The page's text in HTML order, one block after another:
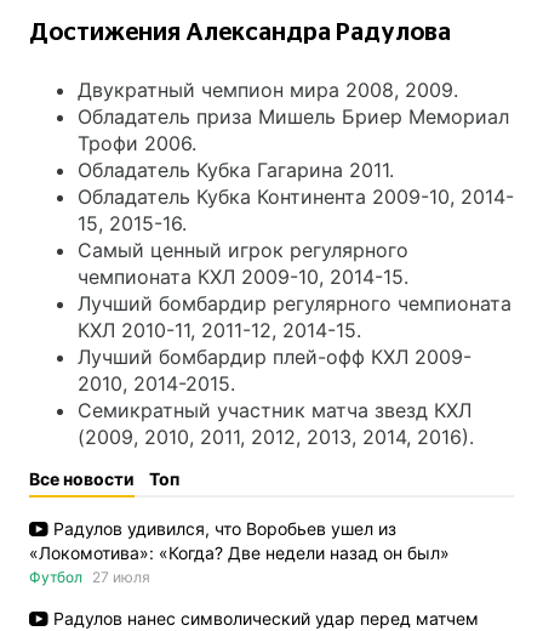
Достижения Александра Радулова
Двукратный чемпион мира 2008, 2009.
Обладатель приза Мишель Бриер Мемориал
Трофи 2006.
Обладатель Кубка Гагарина 2011.
Обладатель Кубка Континента 2009-10, 2014-
15, 2015-16.
Самый ценный игрок регулярного
чемпионата КХЛ 2009-10, 2014-15.
Лучший бомбардир регулярного чемпионата
КХЛ 2010-11, 2011-12, 2014-15.
Лучший бомбардир плей-офф КХЛ 2009-
2010, 2014-2015.
Семикратный участник матча звезд КХЛ
(2009, 2010, 2011, 2012, 2013, 2014, 2016).
Все новости Топ
Радулов удивился, что Воробьев ушел из
«Локомотива»: «Когда? Две недели назад он был»
Футбол 27 июля
Радулов нанес символический удар перед матчем